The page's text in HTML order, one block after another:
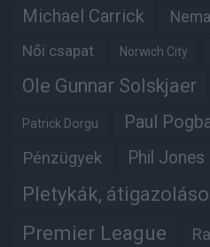
Michael Carrick
Női csapat Norwich City
Ole Gunnar Solskjaer
Patrick Dorgu Paul
Pénzügyek Phil Jones
Pletykák,
Premier League